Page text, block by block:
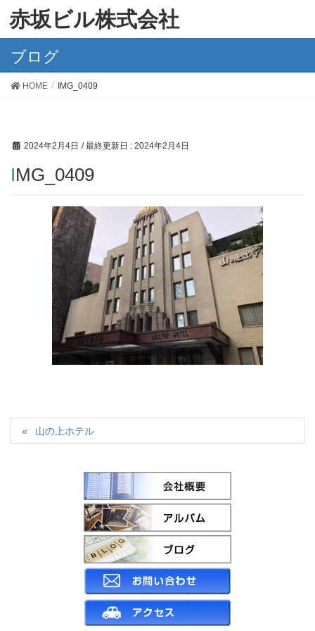
赤坂ビル株式会社
ブログ
HOME IMG_0409
2024年2月4日 / 最終更新日 : 2024年2月4日
IMG_0409
山の上ホテル